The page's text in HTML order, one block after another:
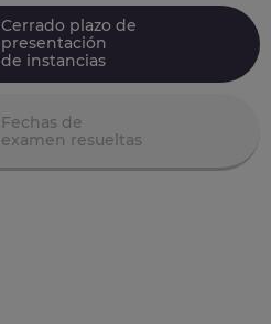
Cerrado plazo de
presentación
de instancias
Fechas de
examen resueltas